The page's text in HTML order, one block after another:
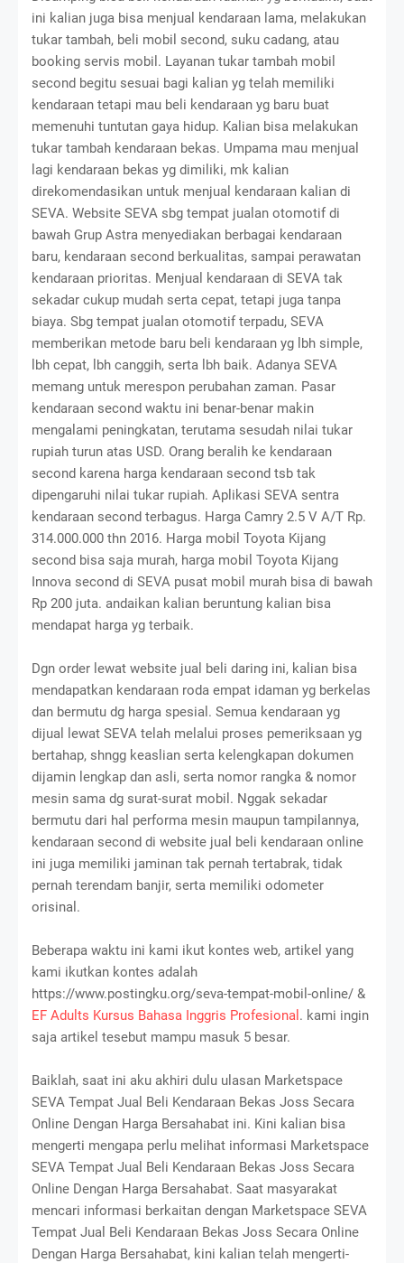
ini kalian juga bisa menjual kendaraan lama, melakukan
tukar tambah, beli mobil second, suku cadang, atau
booking servis mobil. Layanan tukar tambah mobil
second begitu sesuai bagi kalian yg telah memiliki
kendaraan tetapi mau beli kendaraan yg baru buat
memenuhi tuntutan gaya hidup. Kalian bisa melakukan
tukar tambah kendaraan bekas. Umpama mau menjual
lagi kendaraan bekas yg dimiliki, mk kalian
direkomendasikan untuk menjual kendaraan kalian di
SEVA. Website SEVA sbg tempat jualan otomotif di
bawah Grup Astra menyediakan berbagai kendaraan
baru, kendaraan second berkualitas, sampai perawatan
kendaraan prioritas. Menjual kendaraan di SEVA tak
sekadar cukup mudah serta cepat, tetapi juga tanpa
biaya. Sbg tempat jualan otomotif terpadu, SEVA
memberikan metode baru beli kendaraan yg lbh simple,
lbh cepat, lbh canggih, serta lbh baik. Adanya SEVA
memang untuk merespon perubahan zaman. Pasar
kendaraan second waktu ini benar-benar makin
mengalami peningkatan, terutama sesudah nilai tukar
rupiah turun atas USD. Orang beralih ke kendaraan
second karena harga kendaraan second tsb tak
dipengaruhi nilai tukar rupiah. Aplikasi SEVA sentra
kendaraan second terbagus. Harga Camry 2.5 V A/T Rp.
314.000.000 thn 2016. Harga mobil Toyota Kijang
second bisa saja murah, harga mobil Toyota Kijang
Innova second di SEVA pusat mobil murah bisa di bawah
Rp 200 juta. andaikan kalian beruntung kalian bisa
mendapat harga yg terbaik.
Dgn order lewat website jual beli daring ini, kalian bisa
mendapatkan kendaraan roda empat idaman yg berkelas
dan bermutu dg harga spesial. Semua kendaraan yg
dijual lewat SEVA telah melalui proses pemeriksaan yg
bertahap, shngg keaslian serta kelengkapan dokumen
dijamin lengkap dan asli, serta nomor rangka & nomor
mesin sama dg surat-surat mobil. Nggak sekadar
bermutu dari hal performa mesin maupun tampilannya,
kendaraan second di website jual beli kendaraan online
ini juga memiliki jaminan tak pernah tertabrak, tidak
pernah terendam banjir, serta memiliki odometer
orisinal.
Beberapa waktu ini kami ikut kontes web, artikel yang
kami ikutkan kontes adalah
https://www.postingku.org/seva-tempat-mobil-online/ &
EF Adults Kursus Bahasa Inggris Profesional . kami ingin
saja artikel tesebut mampu masuk 5 besar.
Baiklah, saat ini aku akhiri dulu ulasan Marketspace
SEVA Tempat Jual Beli Kendaraan Bekas Joss Secara
Online Dengan Harga Bersahabat ini. Kini kalian bisa
mengerti mengapa perlu melihat informasi Marketspace
SEVA Tempat Jual Beli Kendaraan Bekas Joss Secara
Online Dengan Harga Bersahabat. Saat masyarakat
mencari informasi berkaitan dengan Marketspace SEVA
Tempat Jual Beli Kendaraan Bekas Joss Secara Online
Dengan Harga Bersahabat, kini kalian telah mengerti-